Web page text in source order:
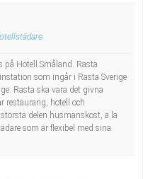
på Hotell Småland. Rasta
som ingår i Rasta Sverige
Rasta ska vara det givna
restaurang, hotell och
delen husmanskost, a la
som är flexibel med sina